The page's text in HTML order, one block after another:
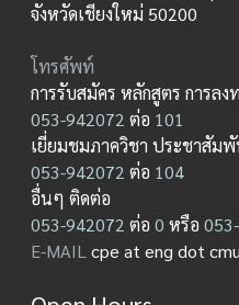
จังหวัดเชียงใหม่ 50200
โทรศัพท์
การรับสมัคร หลักสูตร การลง
053-942072 ต่อ 101
เยี่ยมชมภาควิชา ประชาสัมพั
053-942072 ต่อ 104
อื่นๆ ติดต่อ
053-942072 ต่อ0 หรือ
E-MAILcpe at eng dot